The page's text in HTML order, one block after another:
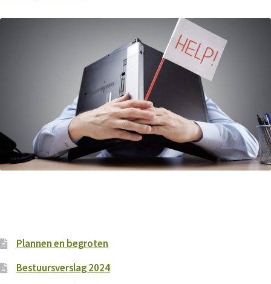
Partners
Met wie werkt VOTA samen?
Onze Vrijwilligers
Plannen en begroten
Bestuursverslag 2024